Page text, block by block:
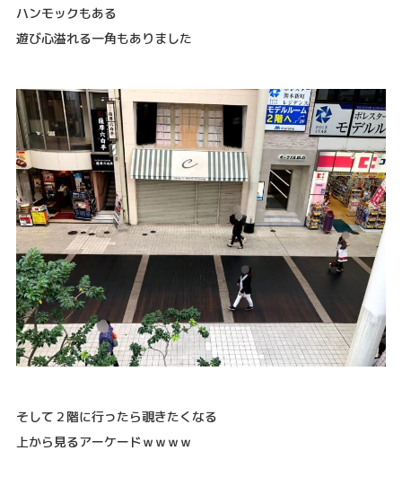
ハンモックもある
遊び心溢れる一角もありました
そして２階に行ったら覗きたくなる
上から見るアーケードｗｗｗｗ